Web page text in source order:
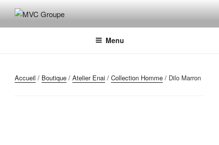
contenuMVC GROUPE
Maroquinerie – Valises – Chaussures
Menu
Accueil / Boutique / Atelier Enai / Collection Homme / Dilo Marron